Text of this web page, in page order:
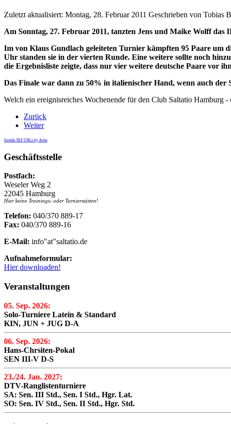
Zuletzt aktualisiert: Montag, 28. Februar 2011 Geschrieben von Tobias
Am Sonntag, 27. Februar 2011, tanzten Jens und Maike Wolff das
Im von Klaus Gundlach geleiteten Turnier kämpften 95 Paare um
Uhr standen sie in der vierten Runde. Eine weitere sollte noch
die Ergebnisliste zeigte, dass nur vier weitere deutsche Paare vor
Das Finale war dann zu 50% in italienischer Hand, wenn auch der
Welch ein ereignisreiches Wochenende für den Club Saltatio
Zurück
Weiter
Joomla SEF URLs by Artio
Geschäftsstelle
Postfach:
Weseler Weg 2
22045 Hamburg
Hier keine Trainings- oder Turnierstätten!
Telefon: 040/370 889-17
Fax: 040/370 889-16
E-Mail: info"at"saltatio.de
Aufnahmeformular:
Hier downloaden!
Veranstaltungen
05. Sep. 2026:
Solo-Turniere Latein & Standard
KIN, JUN + JUG D-A
06. Sep. 2026:
Hans-Chrsiten-Pokal
SEN III-V D-S
23./24. Jan. 2027:
DTV-Ranglistenturniere
SA: Sen. III Std., Sen. I Std., Hgr. Lat.
SO: Sen. IV Std., Sen. II Std., Hgr. Std.